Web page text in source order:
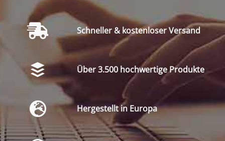
Schneller & kostenloser Versand
Über 3.500 hochwertige Produkte
Hergestellt in Europa